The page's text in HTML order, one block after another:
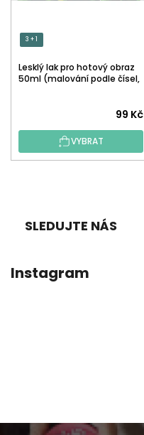
3 + 1
Lesklý lak pro hotový obraz
50ml (malování podle čísel,
hodnocení
produktu
je
hvězdiček.
99 Kč
VYBRAT
SLEDUJTE NÁS
Instagram